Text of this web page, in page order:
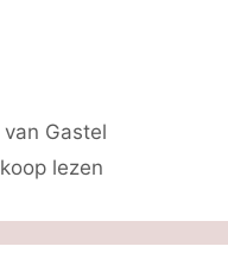
Gastel
lezen